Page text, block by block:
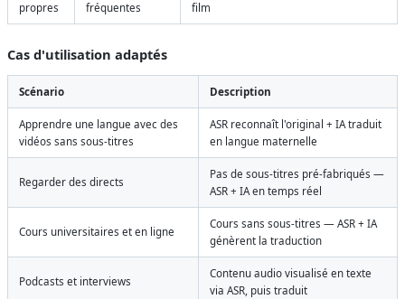
propres
fréquentes
film
Cas d'utilisation adaptés
Scénario Description
Apprendre une langue avec des
vidéos sans sous-titres
ASR reconnaît l'original + IA traduit
en langue maternelle
Regarder des directs
Pas de sous-titres pré-fabriqués —
ASR + IA en temps réel
Cours universitaires et en ligne
Cours sans sous-titres — ASR + IA
génèrent la traduction
Podcasts et interviews
Contenu audio visualisé en texte
via ASR, puis traduit